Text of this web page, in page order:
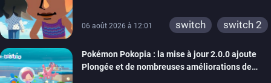
switch 2
06 août 2026 à 12:01 switch switch 2
Pokémon Pokopia : la mise à jour 2.0.0 ajoute
Plongée et de nombreuses améliorations de